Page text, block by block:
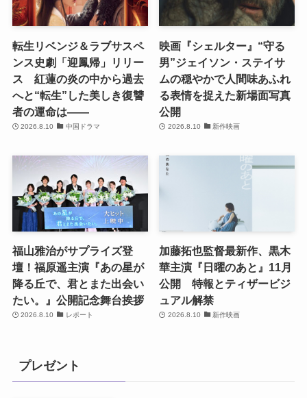
転生リベンジ＆ラブサスペ
ンス史劇「迎鳳帰」リリー
ス 紅蓮の炎の中から過去
へと“転生”した美しき復讐
者の運命は――
2026.8.10 中国ドラマ
映画『シェルター』“守る
男”ジェイソン・ステイサ
ムの穏やかで人間味あふれ
る表情を捉えた新場面写真
公開
2026.8.10 新作映画
福山雅治がサプライズ登
壇！福原遥主演『あの星が
降る丘で、君とまた出会い
たい。』公開記念舞台挨拶
2026.8.10 レポート
加藤拓也監督最新作、黒木
華主演『日曜のあと』11月
公開 特報とティザービジ
ュアル解禁
2026.8.10 新作映画
プレゼント